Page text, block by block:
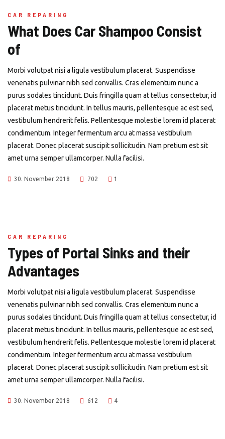
CAR REPARING
What Does Car Shampoo Consist
of
Morbi volutpat nisi a ligula vestibulum placerat. Suspendisse
venenatis pulvinar nibh sed convallis. Cras elementum nunc a
purus sodales tincidunt. Duis fringilla quam at tellus consectetur, id
placerat metus tincidunt. In tellus mauris, pellentesque ac est sed,
vestibulum hendrerit felis. Pellentesque molestie lorem id placerat
condimentum. Integer fermentum arcu at massa vestibulum
placerat. Donec placerat suscipit sollicitudin. Nam pretium est sit
amet urna semper ullamcorper. Nulla facilisi.
30. November 2018 702 1
CAR REPARING
Types of Portal Sinks and their
Advantages
Morbi volutpat nisi a ligula vestibulum placerat. Suspendisse
venenatis pulvinar nibh sed convallis. Cras elementum nunc a
purus sodales tincidunt. Duis fringilla quam at tellus consectetur, id
placerat metus tincidunt. In tellus mauris, pellentesque ac est sed,
vestibulum hendrerit felis. Pellentesque molestie lorem id placerat
condimentum. Integer fermentum arcu at massa vestibulum
placerat. Donec placerat suscipit sollicitudin. Nam pretium est sit
amet urna semper ullamcorper. Nulla facilisi.
30. November 2018 612 4